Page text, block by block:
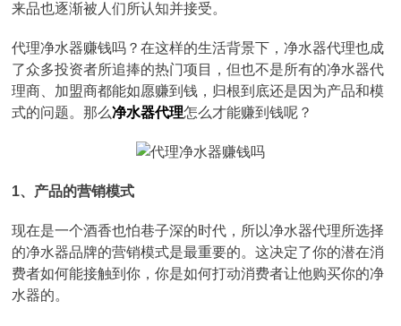
来品也逐渐被人们所认知并接受。
代理净水器赚钱吗？在这样的生活背景下，净水器代理也成
了众多投资者所追捧的热门项目，但也不是所有的净水器代
理商、加盟商都能如愿赚到钱，归根到底还是因为产品和模
式的问题。那么净水器代理怎么才能赚到钱呢？
1、产品的营销模式
现在是一个酒香也怕巷子深的时代，所以净水器代理所选择
的净水器品牌的营销模式是最重要的。这决定了你的潜在消
费者如何能接触到你，你是如何打动消费者让他购买你的净
水器的。